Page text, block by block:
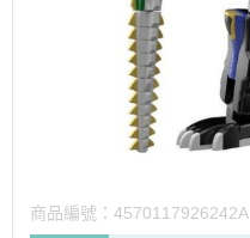
商品編號： 4570117926242A